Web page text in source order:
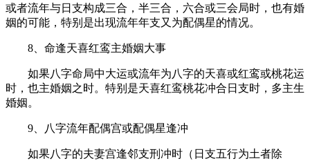
或者流年与日支构成三合，半三合，六合或三会局时，也有婚
姻的可能，特别是出现流年年支又为配偶星的情况。
8、命逢天喜红鸾主婚姻大事
如果八字命局中大运或流年为八字的天喜或红鸾或桃花运
时，也主婚姻之时。特别是天喜红鸾桃花冲合日支时，多主生
婚姻。
9、八字流年配偶宫或配偶星逢冲
如果八字的夫妻宫逢邻支刑冲时（日支五行为土者除